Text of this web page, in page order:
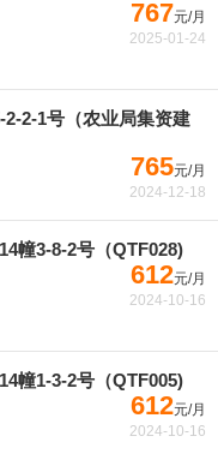
767元/月
2025-01-24
2-1号（农业局集资建
765元/月
2024-12-18
幢3-8-2号（QTF028)
612元/月
2024-10-16
幢1-3-2号（QTF005)
612元/月
2024-10-16